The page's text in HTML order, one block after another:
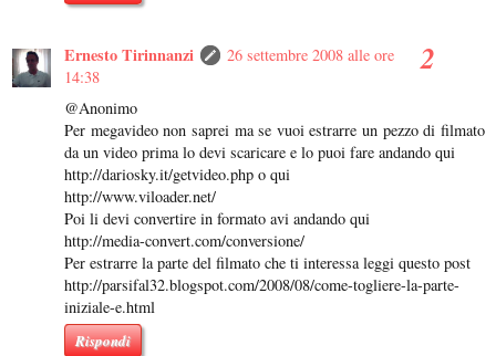
Ernesto Tirinnanzi
26 settembre 2008 alle ore
14:38
@Anonimo
Per megavideo non saprei ma se vuoi estrarre un pezzo di filmato
da un video prima lo devi scaricare e lo puoi fare andando qui
http://dariosky.it/getvideo.php o qui
http://www.viloader.net/
Poi li devi convertire in formato avi andando qui
http://media-convert.com/conversione/
Per estrarre la parte del filmato che ti interessa leggi questo post
http://parsifal32.blogspot.com/2008/08/come-togliere-la-parte-
iniziale-e.html
Rispondi